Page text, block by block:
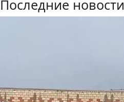
Последние новости